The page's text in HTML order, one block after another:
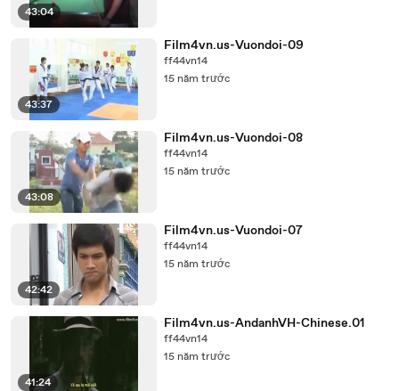
43:04
43:37
Film4vn.us-Vuondoi-09
ff44vn14
15 năm trước
43:08
Film4vn.us-Vuondoi-08
ff44vn14
15 năm trước
42:42
Film4vn.us-Vuondoi-07
ff44vn14
15 năm trước
41:24
Film4vn.us-AndanhVH-Chinese.01
ff44vn14
15 năm trước